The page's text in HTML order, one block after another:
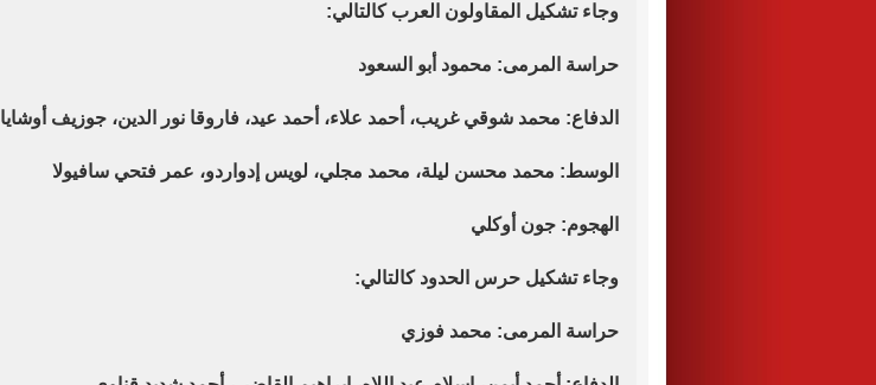
وجاء تشكيل المقاولون العرب كالتالي:
حراسة المرمى: محمود أبو السعود
الدفاع: محمد شوقي غريب، أحمد علاء، أحمد عيد، فاروقا نور الدين، جوزيف أوشايا
الوسط: محمد محسن ليلة، محمد مجلي، لويس إدواردو، عمر فتحي سافيولا
الهجوم: جون أوكلي
وجاء تشكيل حرس الحدود كالتالي:
حراسة المرمى: محمد فوزي